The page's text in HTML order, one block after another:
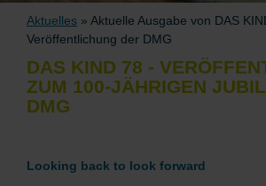
Aktuelles » Aktuelle Ausgabe von DAS
Veröffentlichung der DMG
DAS KIND 78 -
ZUM 100-JÄHRIGEN
DMG
Looking back to look forward